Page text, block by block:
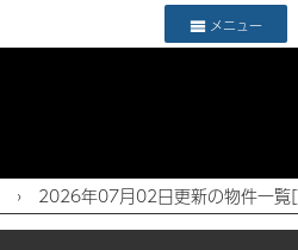
メニュー
› 2026年07月02日更新の物件一覧